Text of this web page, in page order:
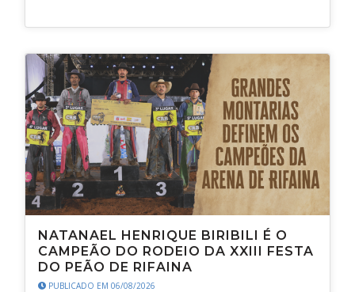
NATANAEL HENRIQUE BIRIBILI É O
CAMPEÃO DO RODEIO DA XXIII FESTA
DO PEÃO DE RIFAINA
PUBLICADO EM 06/08/2026